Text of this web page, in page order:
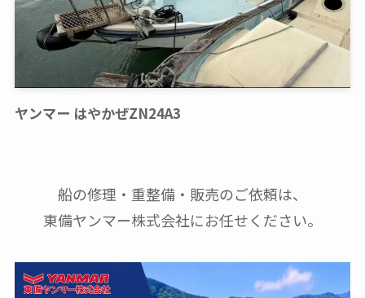
ヤンマー はやかぜZN24A3
船の修理・重整備・販売のご依頼は、
東備ヤンマー株式会社にお任せください。